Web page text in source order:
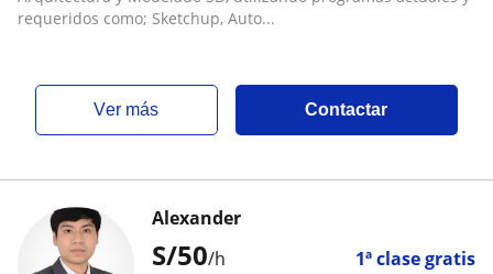
requeridos como; Sketchup, Auto...
ver más Contactar
S/50/h 1ª clase gratis
Alexander